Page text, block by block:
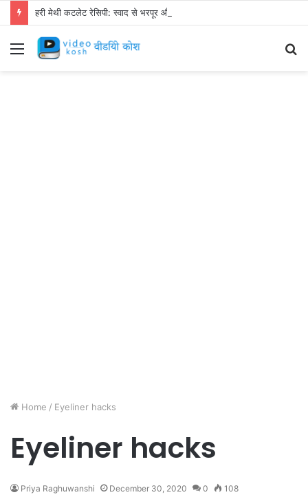
हरी मेथी कटलेट रेसिपी: स्वाद से भरपूर और स्वस्थ नाश्ता बनाएं!
Menu
Home / Eyeliner hacks
Eyeliner hacks
Priya Raghuwanshi December 30, 2020 0 108